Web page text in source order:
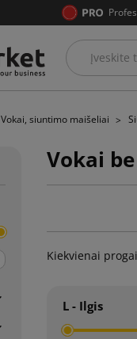
Vokai, siuntimo maišeliai
Vokai
Kiekvienai
L - Ilgis